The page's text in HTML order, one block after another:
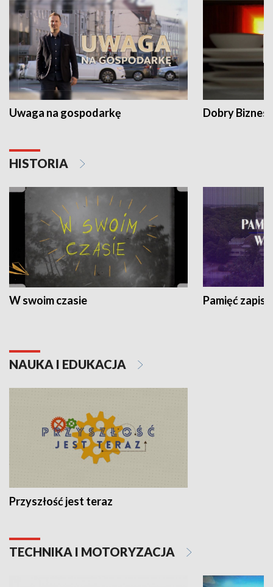
Uwaga na gospodarkę Dobry Biznes
HISTORIA
W swoim czasie Pamięć
NAUKA I EDUKACJA
Przyszłość jest teraz
TECHNIKA I MOTORYZACJA